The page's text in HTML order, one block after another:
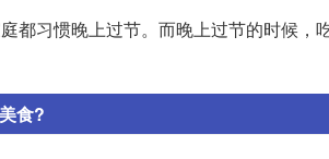
都习惯晚上过节。而晚上过节的时候
食?